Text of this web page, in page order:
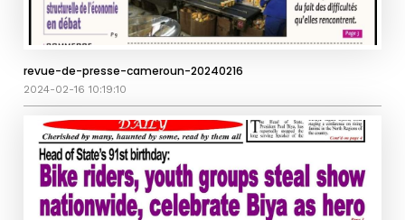
revue-de-presse-cameroun-20240216
2024-02-16 10:19:10